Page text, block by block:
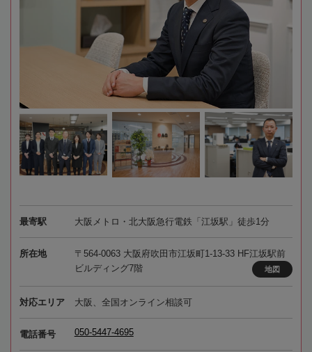
最寄駅 大阪メトロ・北大阪急行電鉄「江坂駅」徒歩1分
所在地
〒564-0063 大阪府吹田市江坂町1-13-33 HF江坂駅前
ビルディング7階
地図
対応エリア 大阪、全国オンライン相談可
電話番号 050-5447-4695